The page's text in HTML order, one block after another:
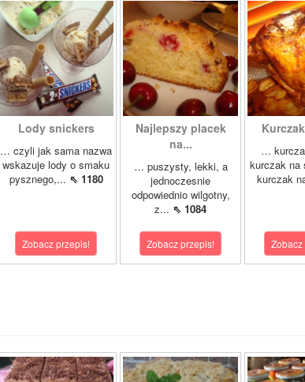
Lody snickers
… czyli jak sama nazwa
wskazuje lody o smaku
pysznego,... ⇖ 1180
Zobacz przepis!
Najlepszy placek
na...
… puszysty, lekki, a
jednoczesnie
odpowiednio wilgotny,
z... ⇖ 1084
Zobacz przepis!
…
kurczak na
kurczak